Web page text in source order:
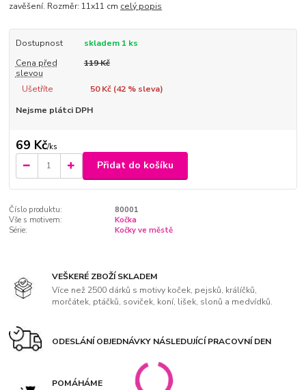
zavěšení. Rozměr: 11x11 cm celý popis
Dostupnost
skladem 1 ks
Cena před
slevou
119 Kč
Ušetříte 50 Kč (42% sleva)
Nejsme plátci DPH
69 Kč/ks
Přidat do košíku
Číslo produktu:
80001
Vše s motivem:
Kočka
Série:
Kočky ve městě
VEŠKERÉ ZBOŽÍ SKLADEM
Více než 2500 dárků s motivy koček, pejsků, králíčků,
morčátek, ptáčků, soviček, koní, lišek, slonů a medvídků.
ODESLÁNÍ OBJEDNÁVKY NÁSLEDUJÍCÍ PRACOVNÍ DEN
POMÁHÁME